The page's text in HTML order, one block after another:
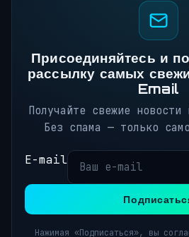
Присоединяйтесь и
рассылку самых
Email
Получайте свежие
Без спама — только
E-mail
Нажимая «Подписаться», вы